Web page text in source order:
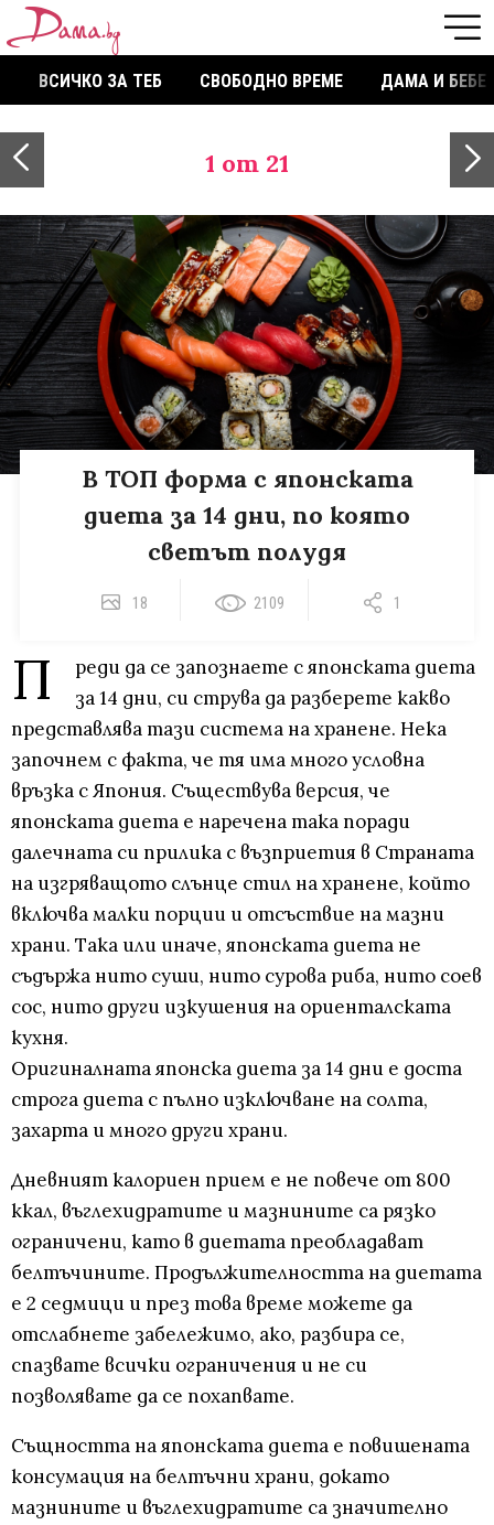
ВСИЧКО ЗА ТЕБ СВОБОДНО ВРЕМЕ ДАМА И БЕБЕ
1 от 21
В ТОП форма с японската
диета за 14 дни, по която
светът полудя
18 2109 1
П
реди да се запознаете с японската диета
за 14 дни, си струва да разберете какво
представлява тази система на хранене. Нека
започнем с факта, че тя има много условна
връзка с Япония. Съществува версия, че
японската диета е наречена така поради
далечната си прилика с възприетия в Страната
на изгряващото слънце стил на хранене, който
включва малки порции и отсъствие на мазни
храни. Така или иначе, японската диета не
съдържа нито суши, нито сурова риба, нито соев
сос, нито други изкушения на ориенталската
кухня.
Оригиналната японска диета за 14 дни е доста
строга диета с пълно изключване на солта,
захарта и много други храни.
Дневният калориен прием е не повече от 800
ккал, въглехидратите и мазнините са рязко
ограничени, като в диетата преобладават
белтъчините. Продължителността на диетата
е 2 седмици и през това време можете да
отслабнете забележимо, ако, разбира се,
спазвате всички ограничения и не си
позволявате да се похапвате.
Същността на японската диета е повишената
консумация на белтъчни храни, докато
мазнините и въглехидратите са значително